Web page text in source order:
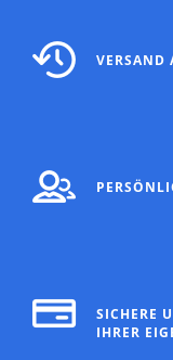
VERSAND
SICHERE
IHRER